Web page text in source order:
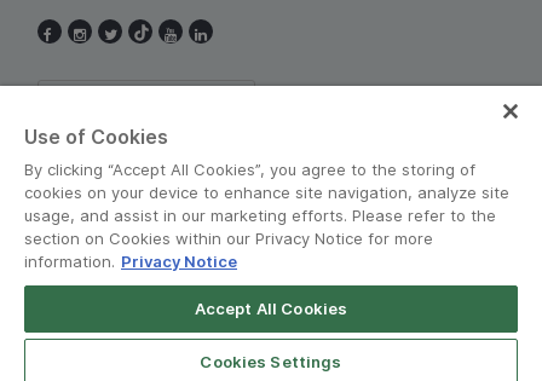
© Grab 2010 - 2026
Use of Cookies
By clicking “Accept All Cookies”, you agree to the storing of
cookies on your device to enhance site navigation, analyze site
usage, and assist in our marketing efforts. Please refer to the
section on Cookies within our Privacy Notice for more
information. Privacy Notice
Accept All Cookies
Cookies Settings